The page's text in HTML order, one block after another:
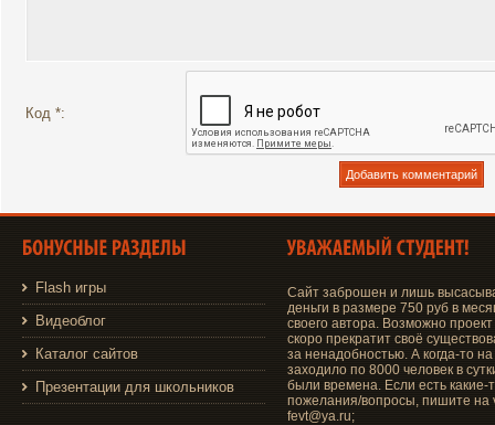
Код *:
Flash игры
Видеоблог
Каталог сайтов
Презентации для школьников
Сайт заброшен и лишь
деньги в размере 750 руб в
своего автора. Возможно проект
скоро прекратит своё
за ненадобностью. А когда-то на
заходило по 8000 человек в
были времена. Если есть какие-
пожелания/вопросы, пишите на
fevt@ya.ru;